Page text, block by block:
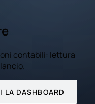
contabili: lettura
LA DASHBOARD